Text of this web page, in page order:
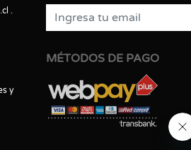
y
MÉTODOS DE PAGO